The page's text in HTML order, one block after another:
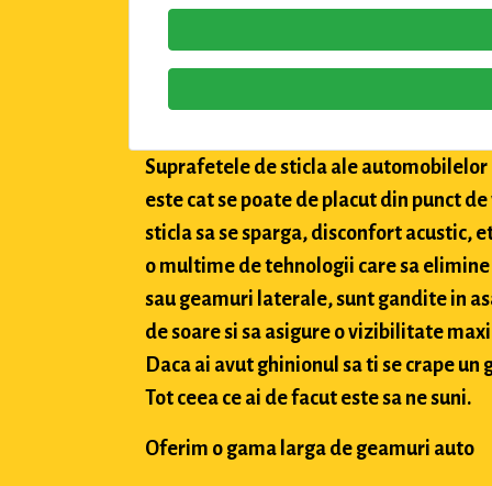
Suprafetele de sticla ale automobilelor
este cat se poate de placut din punct
sticla sa se sparga, disconfort acustic,
o multime de tehnologii care sa
sau geamuri laterale, sunt gandite in
de soare si sa asigure o vizibilitate
Daca ai avut ghinionul sa ti se crape
Tot ceea ce ai de facut este sa ne suni.
Oferim o gama larga de geamuri auto